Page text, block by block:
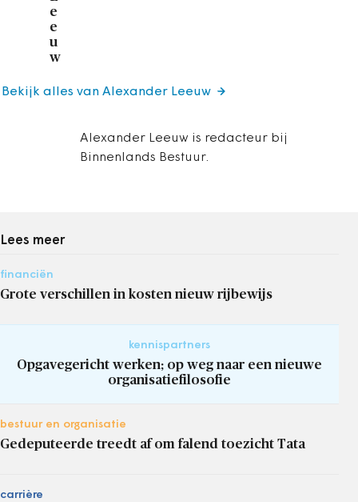
e
e
u
w
Alexander Leeuw is redacteur bij
Binnenlands Bestuur.
Bekijk alles van Alexander Leeuw
Lees meer
financiën
Grote verschillen in kosten nieuw rijbewijs
kennispartners
Opgavegericht werken; op weg naar een nieuwe
organisatiefilosofie
bestuur en organisatie
Gedeputeerde treedt af om falend toezicht Tata
carrière